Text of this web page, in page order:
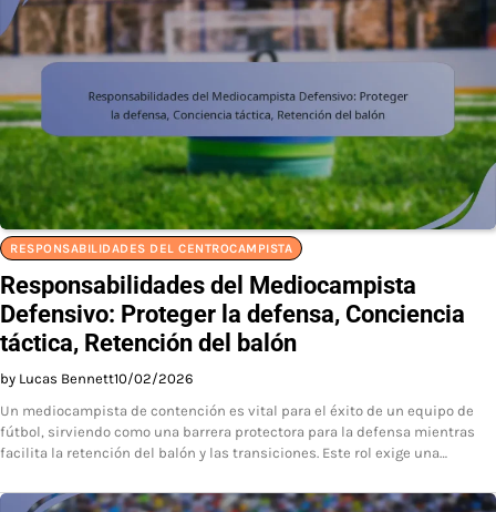
RESPONSABILIDADES DEL CENTROCAMPISTA
Responsabilidades del Mediocampista
Defensivo: Proteger la defensa, Conciencia
táctica, Retención del balón
by Lucas Bennett10/02/2026
Un mediocampista de contención es vital para el éxito de un equipo de
fútbol, sirviendo como una barrera protectora para la defensa mientras
facilita la retención del balón y las transiciones. Este rol exige una…